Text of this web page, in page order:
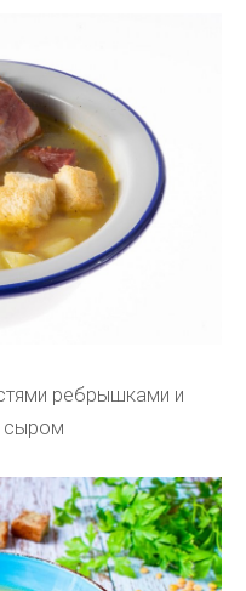
ребрышками и
сыром